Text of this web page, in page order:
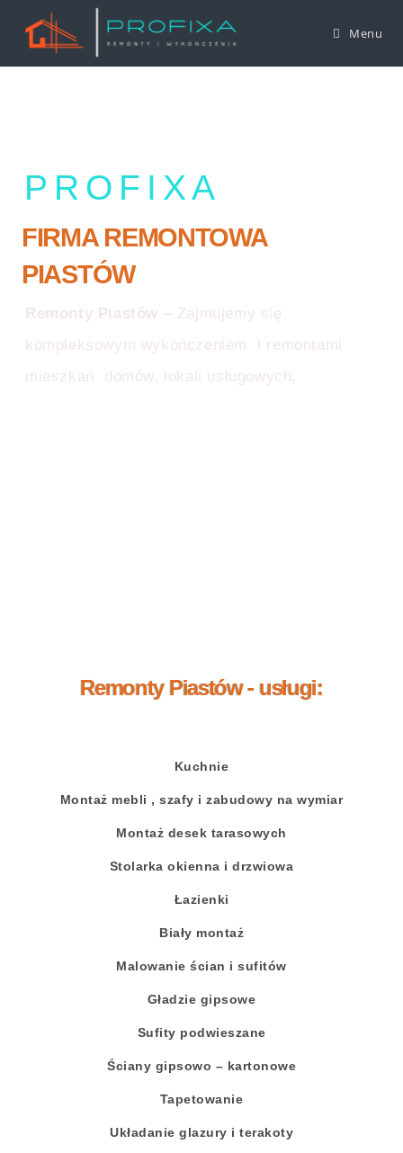
Menu
PROFIXA
FIRMA REMONTOWA
PIASTÓW
Remonty Piastów – Zajmujemy się
kompleksowym wykończeniem i remontami
mieszkań domów, lokali usługowych.
Remonty Piastów - usługi:
Kuchnie
Montaż mebli , szafy i zabudowy na wymiar
Montaż desek tarasowych
Stolarka okienna i drzwiowa
Łazienki
Biały montaż
Malowanie ścian i sufitów
Gładzie gipsowe
Sufity podwieszane
Ściany gipsowo – kartonowe
Tapetowanie
Układanie glazury i terakoty